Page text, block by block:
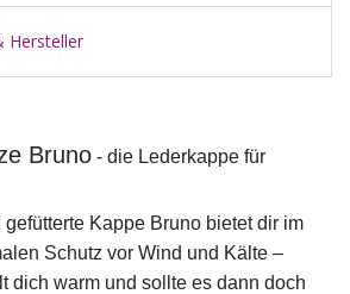
Hersteller
Bruno - die Lederkappe für
gefütterte Kappe Bruno bietet dir im
Schutz vor Wind und Kälte –
dich warm und sollte es dann doch